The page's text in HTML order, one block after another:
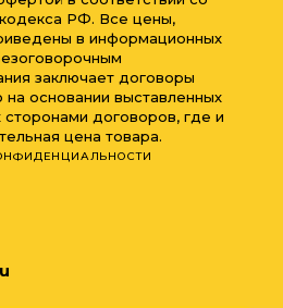
РФ. Все цены,
в информационных
заключает договоры
основании выставленных
договоров, где и
цена товара.